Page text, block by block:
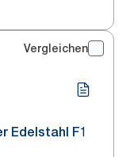
Vergleichen
Edelstahl F1